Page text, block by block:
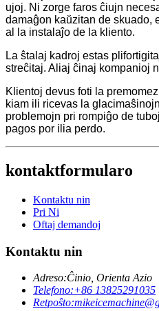
ujoj. Ni zorge faros ĉiujn
damaĝon kaŭzitan de skuado,
al la instalaĵo de la kliento.
La ŝtalaj kadroj estas
streĉitaj. Aliaj ĉinaj kompanioj
Klientoj devus foti la
kiam ili ricevas la
problemojn pri rompiĝo de
pagos por ilia perdo.
kontaktformularo
Kontaktu nin
Pri Ni
Oftaj demandoj
Kontaktu nin
Adreso:Ĉinio, Orienta Azio
Telefono:+86 13825291035
Retpoŝto: